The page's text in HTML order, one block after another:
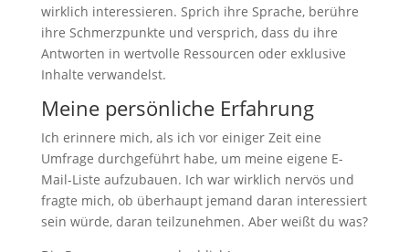
wirklich interessieren. Sprich ihre Sprache, berühre
ihre Schmerzpunkte und versprich, dass du ihre
Antworten in wertvolle Ressourcen oder exklusive
Inhalte verwandelst.
Meine persönliche Erfahrung
Ich erinnere mich, als ich vor einiger Zeit eine
Umfrage durchgeführt habe, um meine eigene E-
Mail-Liste aufzubauen. Ich war wirklich nervös und
fragte mich, ob überhaupt jemand daran interessiert
sein würde, daran teilzunehmen. Aber weißt du was?